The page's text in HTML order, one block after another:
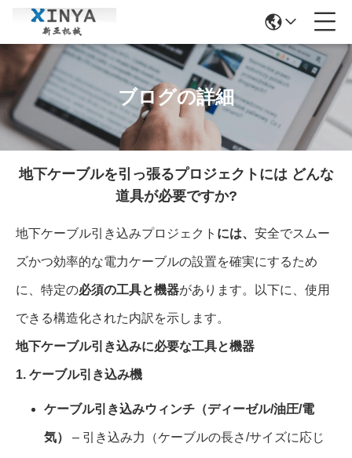
ブログの詳細
地下ケーブルを引っ張るプロジェクトには どんな
道具が必要ですか?
地下ケーブル引き込みプロジェクト には、 安全でスムー
ズかつ効率的な電力ケーブルの設置を確実にするため
に、特定の必須の工具と機器があります。以下に、使用
できる構造化された内訳を示します。
地下ケーブル引き込みに必要な工具と機器
1. ケーブル引き込み機
ケーブル引き込みウィンチ（ディーゼル/油圧/電
気） – 引き込み力（ケーブルの長さ/サイズに応じ